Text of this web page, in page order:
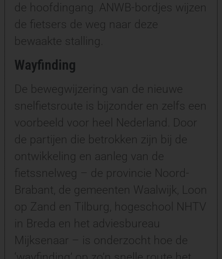
de hoofdingang. ANWB-bordjes wijzen
de fietsers de weg naar deze
bewaakte stalling.
Wayfinding
De bewegwijzering van de nieuwe
snelfietsroute is bijzonder en zelfs een
voorbeeld voor heel Nederland. Door
de partijen die betrokken zijn bij de
ontwikkeling en aanleg van de
fietssnelweg – de provincie Noord-
Brabant, de gemeenten Waalwijk, Loon
op Zand en Tilburg, hogeschool NHTV
in Breda en het adviesbureau
Mijksenaar – is onderzocht hoe de